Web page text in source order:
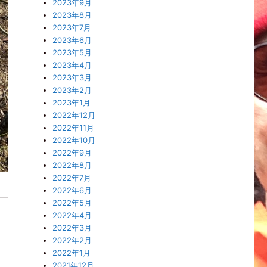
2023年9月
2023年8月
2023年7月
2023年6月
2023年5月
2023年4月
2023年3月
2023年2月
2023年1月
2022年12月
2022年11月
2022年10月
2022年9月
2022年8月
2022年7月
2022年6月
2022年5月
2022年4月
2022年3月
2022年2月
2022年1月